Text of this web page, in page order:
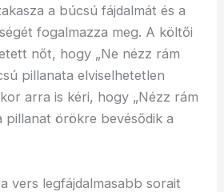
a búcsú fájdalmát és a
fogalmazza meg. A költői
nőt, hogy „Ne nézz rám
pillanata elviselhetetlen
arra is kéri, hogy „Nézz rám
pillanat örökre bevésődik a
vers legfájdalmasabb sorait